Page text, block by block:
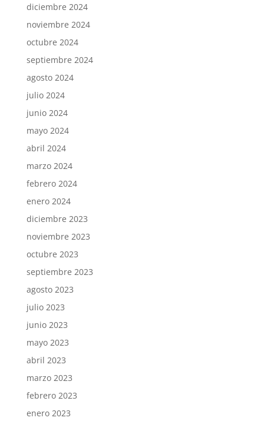
diciembre 2024
noviembre 2024
octubre 2024
septiembre 2024
agosto 2024
julio 2024
junio 2024
mayo 2024
abril 2024
marzo 2024
febrero 2024
enero 2024
diciembre 2023
noviembre 2023
octubre 2023
septiembre 2023
agosto 2023
julio 2023
junio 2023
mayo 2023
abril 2023
marzo 2023
febrero 2023
enero 2023